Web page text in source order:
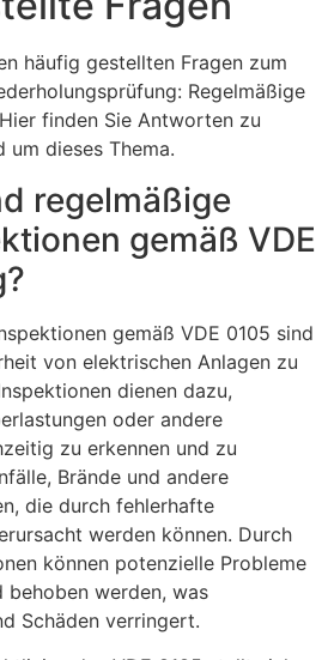
häufig gestellten Fragen zum
Regelmäßige
finden Sie Antworten zu
um dieses Thema.
regelmäßige
gemäß VDE
gemäß VDE 0105 sind
von elektrischen Anlagen zu
dienen dazu,
oder andere
zu erkennen und zu
Brände und andere
die durch fehlerhafte
werden können. Durch
können potenzielle Probleme
werden, was
Schäden verringert.